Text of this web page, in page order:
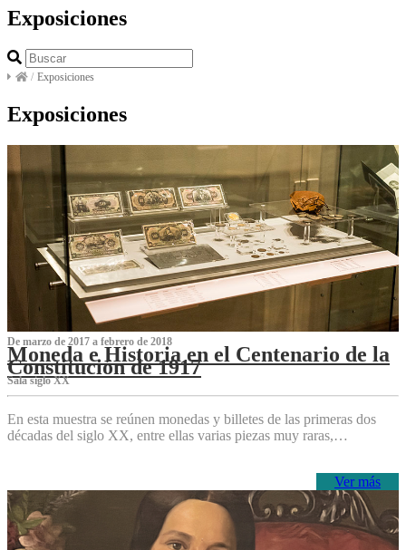
Exposiciones
/ Exposiciones
Exposiciones
De marzo de 2017 a febrero de 2018
Moneda e Historia en el Centenario de la
Constitución de 1917
Sala siglo XX
En esta muestra se reúnen monedas y billetes de las primeras dos
décadas del siglo XX, entre ellas varias piezas muy raras,…
Ver más